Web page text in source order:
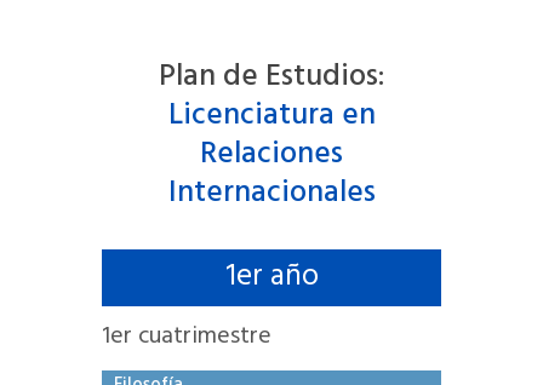
Plan de Estudios:
Licenciatura en
Relaciones
Internacionales
1er año
1er cuatrimestre